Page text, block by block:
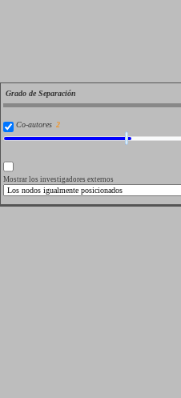
Grado de Separación
Co-autores
Mostrar los investigadores externos